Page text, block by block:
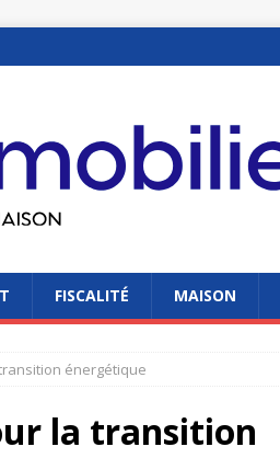
FISCALITÉ MAISON
énergétique
la transition